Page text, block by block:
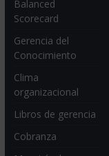
Balanced
Scorecard
Gerencia del
Conocimiento
Clima
organizacional
Libros de gerencia
Cobranza